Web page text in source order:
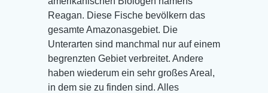
Reagan. Diese Fische bevölkern das
gesamte Amazonasgebiet. Die
Unterarten sind manchmal nur auf einem
begrenzten Gebiet verbreitet. Andere
haben wiederum ein sehr großes Areal,
in dem sie zu finden sind. Alles